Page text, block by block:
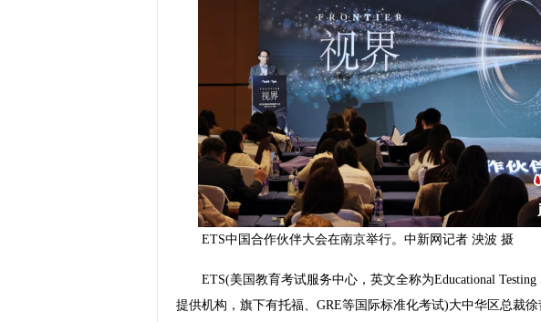
ETS中国合作伙伴大会在南京举行。中新网记者 泱波 摄
ETS(美国教育考试服务中心，英文全称为Educational Testing
提供机构，旗下有托福、GRE等国际标准化考试)大中华区总裁